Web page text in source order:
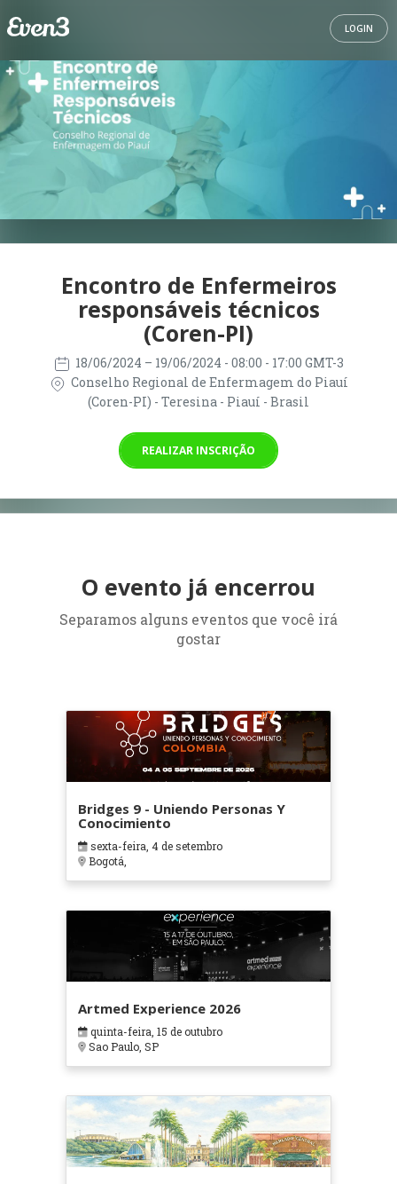
LOGIN
Encontro de Enfermeiros
responsáveis técnicos
(Coren-PI)
18/06/2024 – 19/06/2024 - 08:00 - 17:00 GMT-3
Conselho Regional de Enfermagem do Piauí
(Coren-PI) - Teresina - Piauí - Brasil
REALIZAR INSCRIÇÃO
O evento já encerrou
Separamos alguns eventos que você irá
gostar
Bridges 9 - Uniendo Personas Y
Conocimiento
sexta-feira, 4 de setembro
Bogotá,
Artmed Experience 2026
quinta-feira, 15 de outubro
Sao Paulo, SP